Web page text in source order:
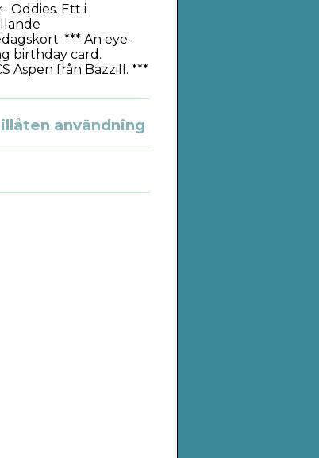
Oddies. Ett i
*** An eye-
birthday card.
Aspen från Bazzill. ***
användning